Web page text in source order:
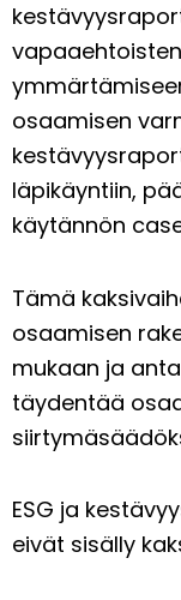
osaamisen
läpikäyntiin,
käytännön
Tämä
osaamisen
mukaan ja
täydentää
ESG ja
eivät sisälly